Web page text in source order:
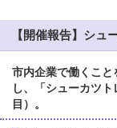
【開催報告】シュ
市内企業で働くこと
し、「シューカツ
目）。